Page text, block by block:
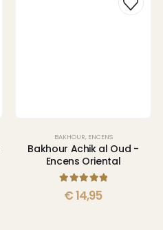
BAKHOUR, ENCENS
Bakhour Achik al Oud -
Encens Oriental
5.00 sur 5
€14,95